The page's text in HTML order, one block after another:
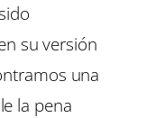
su versión
una
la pena